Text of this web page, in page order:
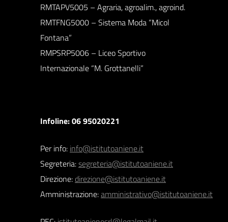
RMTAPV5005 – Agraria, agroalim., agroind.
RMTFNG5000 – Sistema Moda “Micol
Fontana”
RMPSRP5006 – Liceo Sportivo
Internazionale “M. Grottanelli”
Infoline: 06 95020221
Per info: info@istitutoaniene.it
Segreteria:segreteria@istitutoaniene.it
Direzione: direzione@istitutoaniene.it
Amministrazione:amministrativo@istitutoaniene.it